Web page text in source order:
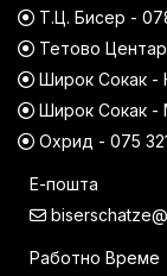
Т.Ц. Бисер -
Тетово
Широк Сокак -
Широк Сокак -
Охрид - 075
Е-пошта
Работно Време